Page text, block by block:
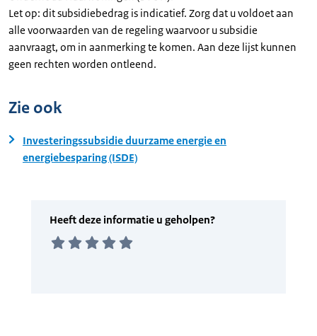
Let op: dit subsidiebedrag is indicatief. Zorg dat u voldoet aan
alle voorwaarden van de regeling waarvoor u subsidie
aanvraagt, om in aanmerking te komen. Aan deze lijst kunnen
geen rechten worden ontleend.
Zie ook
Investeringssubsidie duurzame energie en
energiebesparing (ISDE)